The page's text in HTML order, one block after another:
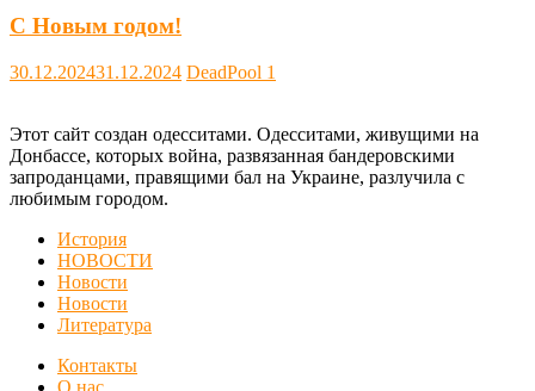
С Новым годом!
30.12.202431.12.2024 DeadPool 1
Этот сайт создан одесситами. Одесситами, живущими на
Донбассе, которых война, развязанная бандеровскими
запроданцами, правящими бал на Украине, разлучила с
любимым городом.
История
НОВОСТИ
Новости
Новости
Литература
Контакты
О нас